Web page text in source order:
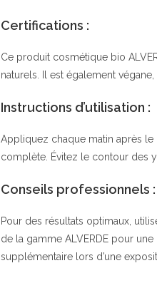
Certifications :
Ce produit cosmétique bio
naturels. Il est également
Instructions d’utilisation :
Appliquez chaque matin après le
complète. Évitez le contour des
Conseils professionnels :
Pour des résultats optimaux,
de la gamme ALVERDE pour
supplémentaire lors d’une